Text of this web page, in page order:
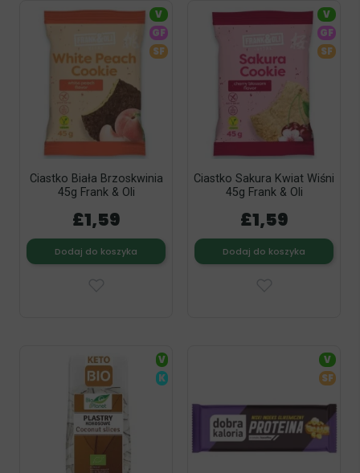
Ciastko Biała Brzoskwinia
45g Frank & Oli
£1,59
Dodaj do koszyka
V
GF
SF
Ciastko Sakura Kwiat Wiśni
45g Frank & Oli
£1,59
Dodaj do koszyka
V
GF
SF
V
K
V
SF